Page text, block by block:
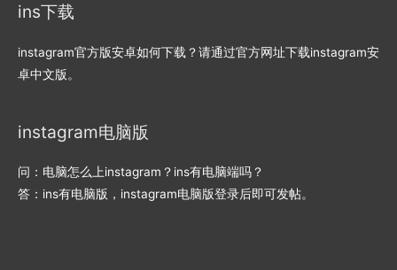
ins下载
instagram官方版安卓如何下载？请通过官方网址下载instagram安
卓中文版。
instagram电脑版
问：电脑怎么上instagram？ins有电脑端吗？
答：ins有电脑版，instagram电脑版登录后即可发帖。